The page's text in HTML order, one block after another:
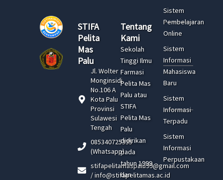
STIFA
Pelita
Mas
Palu
Jl. Wolter
Monginsidi
No.106 A
Kota Palu
Provinsi
Sulawesi
Tengah
085340725335
(Whatsapp)
stifapelitamaspalu99@gmail.com
/ info@stifapelitamas.ac.id
Tentang
Kami
Sekolah
Tinggi Ilmu
Farmasi
Pelita Mas
Palu atau
STIFA
Pelita Mas
Palu
didirikan
pada
tahun 1999
dan
Sistem
Pembelajaran
Online
Sistem
Informasi
Mahasiswa
Baru
Sistem
Informasi
Terpadu
Sistem
Informasi
Perpustakaan